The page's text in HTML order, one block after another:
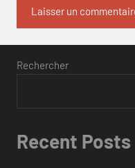
Rechercher
Recent Posts